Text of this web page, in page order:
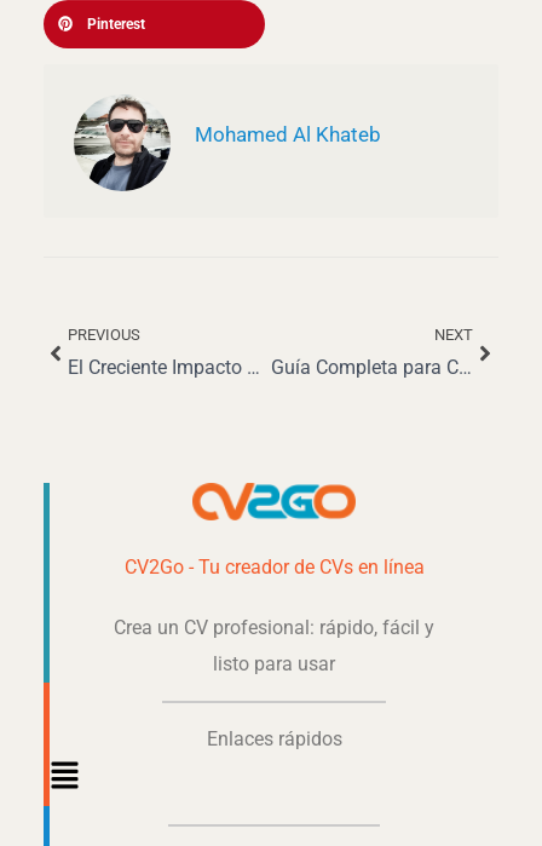
Pinterest
Mohamed Al Khateb
AntPREVIOUS
El Creciente Impacto de la Deuda Universitaria en el Futuro de los Estudiantes
NEXT
Guía Completa para Crear un CV Ganador de Desarrollador de Videojuegos en 2025
CV2Go - Tu creador de CVs en línea
Crea un CV profesional: rápido, fácil y
listo para usar
Enlaces rápidos
Main